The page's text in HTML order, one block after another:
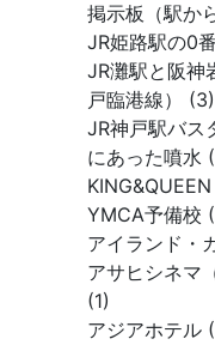
掲示板（駅か
JR姫路駅の0
JR灘駅と阪神
戸臨港線） (3)
JR神戸駅バス
にあった噴水
YMCA予備校
アイランド・
アサヒシネマ
(1)
アジアホテル